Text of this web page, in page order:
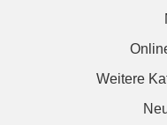
Weitere